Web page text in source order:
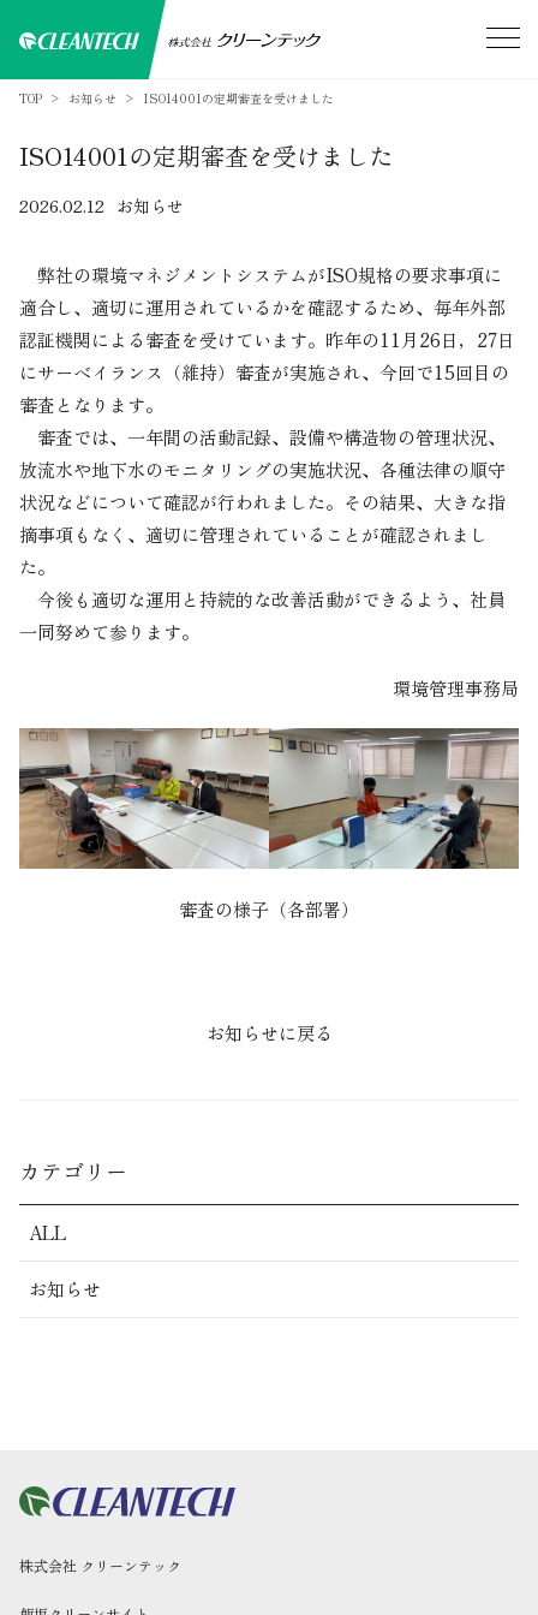
TOP お知らせ ISO14001の定期審査を受けました
カテゴリー
ALL
お知らせ
ISO14001の定期審査を受けました
2026.02.12 お知らせ
弊社の環境マネジメントシステムがISO規格の要求事項に
適合し、適切に運用されているかを確認するため、毎年外部
認証機関による審査を受けています。昨年の11月26日，27日
にサーベイランス（維持）審査が実施され、今回で15回目の
審査となります。
審査では、一年間の活動記録、設備や構造物の管理状況、
放流水や地下水のモニタリングの実施状況、各種法律の順守
状況などについて確認が行われました。その結果、大きな指
摘事項もなく、適切に管理されていることが確認されまし
た。
今後も適切な運用と持続的な改善活動ができるよう、社員
一同努めて参ります。
環境管理事務局
審査の様子（各部署）
お知らせに戻る
株式会社 クリーンテック